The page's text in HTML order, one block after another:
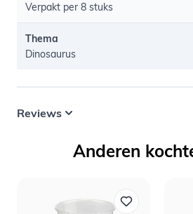
Verpakt per 8 stuks
Thema
Dinosaurus
Reviews
Anderen